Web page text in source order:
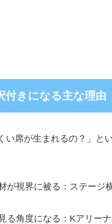
付きになる主な理由
い席が生まれるの？」
が視界に被る：ステージ
る角度になる：Kアリー